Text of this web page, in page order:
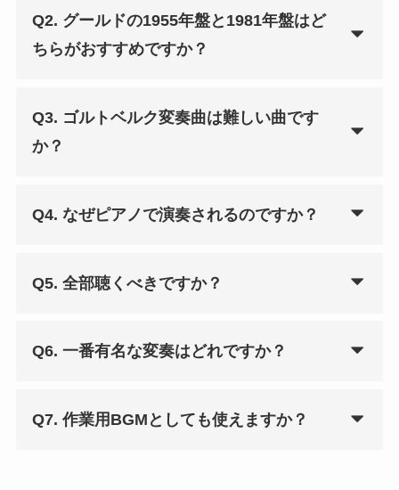
Q2. グールドの1955年盤と1981年盤はど
ちらがおすすめですか？
Q3. ゴルトベルク変奏曲は難しい曲です
か？
Q4. なぜピアノで演奏されるのですか？
Q5. 全部聴くべきですか？
Q6. 一番有名な変奏はどれですか？
Q7. 作業用BGMとしても使えますか？